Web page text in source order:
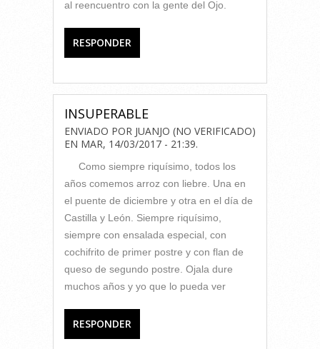
al reencuentro con la gente del Ojo.
RESPONDER
INSUPERABLE
ENVIADO POR JUANJO (NO VERIFICADO)
EN MAR, 14/03/2017 - 21:39.
Como siempre riquísimo, todos los
años comemos arroz con liebre. Una en
el puente de diciembre y otra en el día de
Castilla y León. Siempre riquísimo,
siempre con ensalada especial, con
cochifrito de primer postre y con flan de
queso de segundo postre. Ojala dure
muchos años y yo que lo pueda ver
RESPONDER